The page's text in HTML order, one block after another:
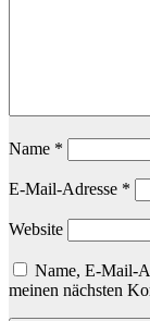
Name *
E-Mail-Adresse *
Website
Name, E-Mail-
meinen nächsten